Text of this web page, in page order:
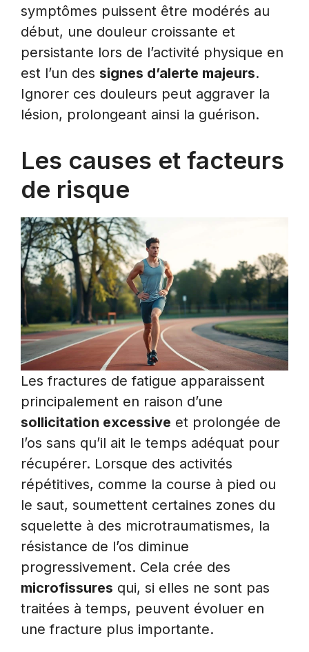
symptômes puissent être modérés au
début, une douleur croissante et
persistante lors de l’activité physique en
est l’un des signes d’alerte majeurs.
Ignorer ces douleurs peut aggraver la
lésion, prolongeant ainsi la guérison.
Les causes et facteurs
de risque
Les fractures de fatigue apparaissent
principalement en raison d’une
sollicitation excessive et prolongée de
l’os sans qu’il ait le temps adéquat pour
récupérer. Lorsque des activités
répétitives, comme la course à pied ou
le saut, soumettent certaines zones du
squelette à des microtraumatismes, la
résistance de l’os diminue
progressivement. Cela crée des
microfissures qui, si elles ne sont pas
traitées à temps, peuvent évoluer en
une fracture plus importante.